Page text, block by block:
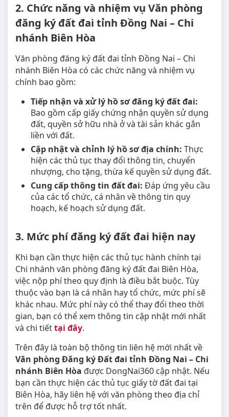
2. Chức năng và nhiệm vụ Văn phòng
đăng ký đất đai tỉnh Đồng Nai – Chi
nhánh Biên Hòa
Văn phòng đăng ký đất đai tỉnh Đồng Nai – Chi
nhánh Biên Hòa có các chức năng và nhiệm vụ
chính bao gồm:
Tiếp nhận và xử lý hồ sơ đăng ký đất đai:
Bao gồm cấp giấy chứng nhận quyền sử dụng
đất, quyền sở hữu nhà ở và tài sản khác gắn
liền với đất.
Cập nhật và chỉnh lý hồ sơ địa chính: Thực
hiện các thủ tục thay đổi thông tin, chuyển
nhượng, cho tặng, thừa kế quyền sử dụng đất.
Cung cấp thông tin đất đai: Đáp ứng yêu cầu
của các tổ chức, cá nhân về thông tin quy
hoạch, kế hoạch sử dụng đất.
3. Mức phí đăng ký đất đai hiện nay
Khi bạn cần thực hiện các thủ tục hành chính tại
Chi nhánh văn phòng đăng ký đất đai Biên Hòa,
việc nộp phí theo quy định là điều bắt buộc. Tùy
thuộc vào bạn là cá nhân hay tổ chức, mức phí sẽ
khác nhau. Mức phí này có thể thay đổi theo thời
gian, bạn có thể xem thông tin cập nhật mới nhất
và chi tiếttại đây.
Trên đây là toàn bộ thông tin liên hệ mới nhất về
Văn phòng Đăng ký Đất đai tỉnh Đồng Nai – Chi
nhánh Biên Hòa được DongNai360 cập nhật. Nếu
bạn cần thực hiện các thủ tục giấy tờ đất đai tại
Biên Hòa, hãy liên hệ với văn phòng theo địa chỉ
trên để được hỗ trợ tốt nhất.